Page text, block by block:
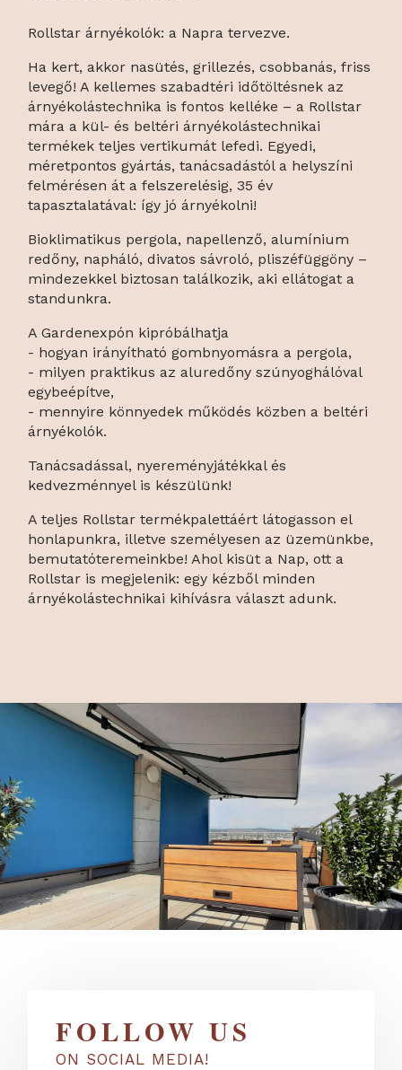
Rollstar árnyékolók: a Napra tervezve.
Ha kert, akkor nasütés, grillezés, csobbanás, friss
levegő! A kellemes szabadtéri időtöltésnek az
árnyékolástechnika is fontos kelléke – a Rollstar
mára a kül- és beltéri árnyékolástechnikai
termékek teljes vertikumát lefedi. Egyedi,
méretpontos gyártás, tanácsadástól a helyszíni
felmérésen át a felszerelésig, 35 év
tapasztalatával: így jó árnyékolni!
Bioklimatikus pergola, napellenző, alumínium
redőny, napháló, divatos sávroló, pliszéfüggöny –
mindezekkel biztosan találkozik, aki ellátogat a
standunkra.
A Gardenexpón kipróbálhatja
- hogyan irányítható gombnyomásra a pergola,
- milyen praktikus az aluredőny szúnyoghálóval
egybeépítve,
- mennyire könnyedek működés közben a beltéri
árnyékolók.
Tanácsadással, nyereményjátékkal és
kedvezménnyel is készülünk!
A teljes Rollstar termékpalettáért látogasson el
honlapunkra, illetve személyesen az üzemünkbe,
bemutatóteremeinkbe! Ahol kisüt a Nap, ott a
Rollstar is megjelenik: egy kézből minden
árnyékolástechnikai kihívásra választ adunk.
FOLLOW US
ON SOCIAL MEDIA!